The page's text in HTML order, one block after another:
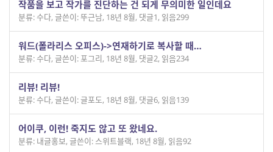
작품을 보고 작가를 진단하는 건 되게 무의미한 일인데요
분류: 수다, 글쓴이: 뚜근남, 18년 8월, 댓글1, 읽음299
워드(폴라리스 오피스)->연재하기로 복사할 때…
분류: 수다, 글쓴이: 포그리, 18년 8월, 댓글2, 읽음234
리뷰! 리뷰!
분류: 수다, 글쓴이: 글포도, 18년 8월, 댓글6, 읽음139
어이쿠, 이런! 죽지도 않고 또 왔네요.
분류: 내글홍보, 글쓴이: 스위트블랙, 18년 8월, 읽음92